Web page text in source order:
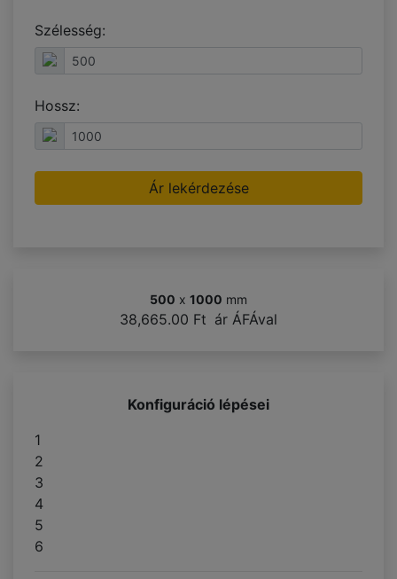
Szélesség:
Hossz:
Ár lekérdezése
500 x 1000 mm
38,665.00 Ft ár ÁFÁval
Konfiguráció lépései
1
2
3
4
5
6